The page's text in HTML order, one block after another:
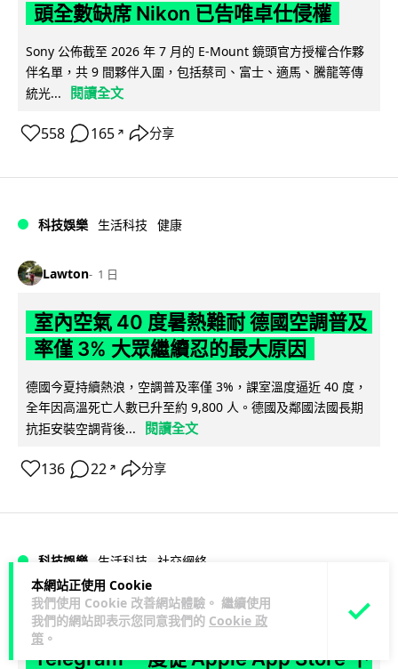
本網站正使用 Cookie
我們使用 Cookie 改善網站體驗。 繼續使用
我們的網站即表示您同意我們的 Cookie 政
策 。
頭全數缺席 Nikon 已告唯卓仕侵權
Sony 公佈截至 2026 年 7 月的 E-Mount 鏡頭官方授權合作夥
伴名單，共 9 間夥伴入圍，包括蔡司、富士、適馬、騰龍等傳
統光...
閱讀全文
558 165 ↗ 分享
科技娛樂 生活科技 健康
Lawton 1 日
室內空氣 40 度暑熱難耐 德國空調普及
率僅 3% 大眾繼續忍的最大原因
德國今夏持續熱浪，空調普及率僅 3%，課室溫度逼近 40 度，
全年因高溫死亡人數已升至約 9,800 人。德國及鄰國法國長期
抗拒安裝空調背後...
閱讀全文
136 22 ↗ 分享
科技娛樂 生活科技 社交網絡
Lawton 1 日
Telegram 一度從 Apple App Store 下